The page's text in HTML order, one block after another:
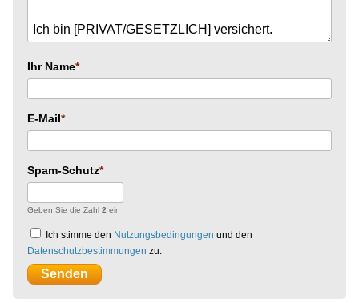
Ihr Name
E-Mail
Spam-Schutz
Geben Sie die Zahl 2 ein
Ich stimme den Nutzungsbedingungen und den
Datenschutzbestimmungen zu.